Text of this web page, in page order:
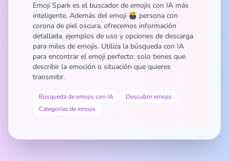
Emoji Spark es el buscador de emojis con IA más
inteligente. Además del emoji 🫅🏿 persona con
corona de piel oscura, ofrecemos información
detallada, ejemplos de uso y opciones de descarga
para miles de emojis. Utiliza la búsqueda con IA
para encontrar el emoji perfecto: solo tienes que
describir la emoción o situación que quieres
transmitir.
Búsqueda de emojis con IA
Descubrir emojis
Categorías de emojis